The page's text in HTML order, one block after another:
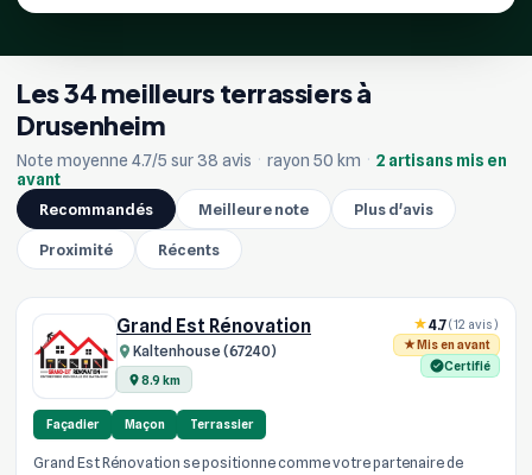
Les 34 meilleurs terrassiers à
Drusenheim
Note moyenne 4.7/5 sur 38 avis · rayon 50 km · 2 artisans mis en
avant
Recommandés
Meilleure note Plus d'avis
Proximité Récents
Grand Est Rénovation
Kaltenhouse (67240)
8.9 km
4.7(12 avis)
Mis en avant
Certifié
Façadier Maçon Terrassier
Grand Est Rénovation se positionne comme votre partenaire de